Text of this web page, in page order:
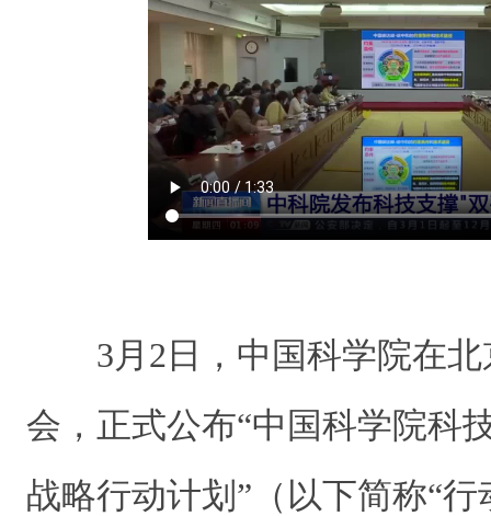
3月2日，中国科学院在北
会，正式公布“中国科学院科
战略行动计划”（以下简称“